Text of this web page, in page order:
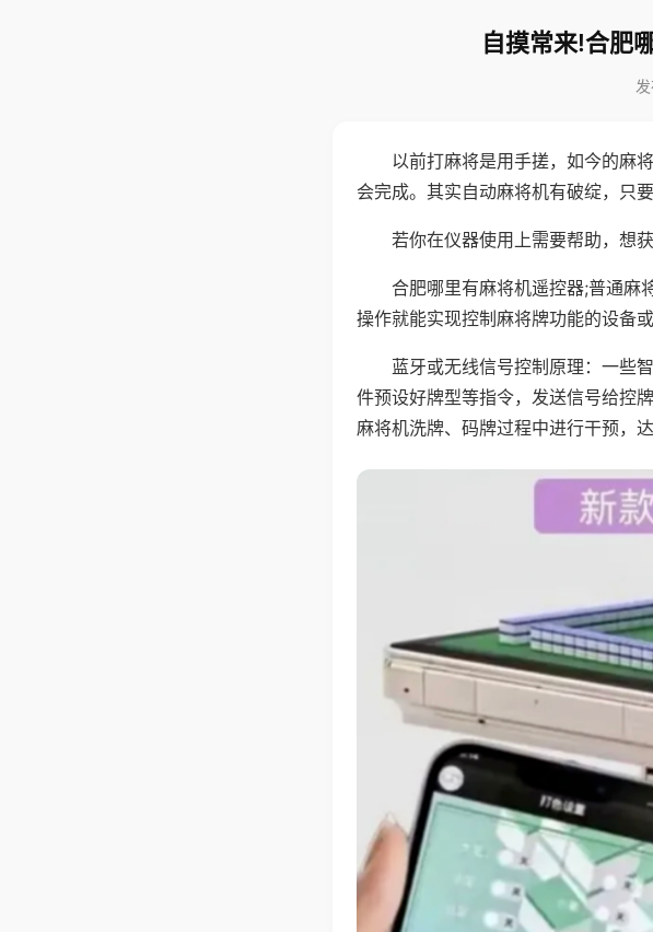
自摸常来!合肥
以前打麻将是用手搓，如今的麻
会完成。其实自动麻将机有破绽，只
若你在仪器使用上需要帮助，想
合肥哪里有麻将机遥控器;普通麻
操作就能实现控制麻将牌功能的设备或
蓝牙或无线信号控制原理：一些
件预设好牌型等指令，发送信号给控
麻将机洗牌、码牌过程中进行干预，达